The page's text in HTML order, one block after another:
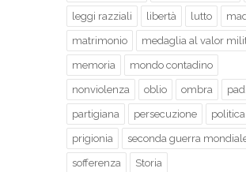
leggi razziali libertà lutto
matrimonio medaglia al valor
memoria mondo contadino
nonviolenza oblio ombra
partigiana persecuzione politica
prigionia seconda guerra
sofferenza Storia